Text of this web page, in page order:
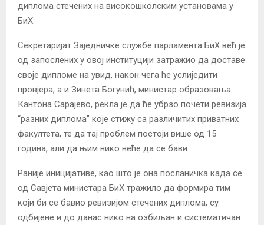
диплома стечених на високошколским установама у
БиХ.
Секретаријат Заједничке службе парламента БиХ већ је
од запослених у овој институцији затражио да доставе
своје дипломе на увид, након чега ће услиједити
провјера, а и Зинета Богунић, министар образовања
Кантона Сарајево, рекла је да ће убрзо почети ревизија
“разних диплома” које стижу са различитих приватних
факултета, те да тај проблем постоји више од 15
година, али да њим нико неће да се бави.
Раније иницијативе, као што је она посланичка када се
од Савјета министара БиХ тражило да формира тим
који би се бавио ревизијом стечених диплома, су
одбијене и до данас нико на озбиљан и систематичан